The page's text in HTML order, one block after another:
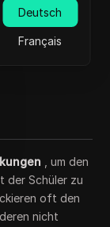
Deutsch
Français
, um den
der Schüler zu
oft den
nicht